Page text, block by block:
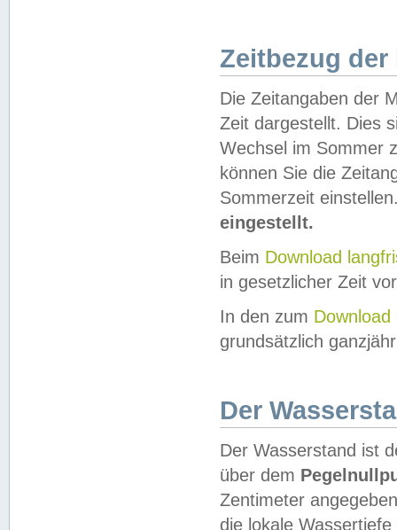
Zeitbezug der
Die Zeitangaben der
Zeit dargestellt. Dies
Wechsel im Sommer
können Sie die
Sommerzeit
eingestellt.
Beim Download
in gesetzlicher Zeit
In den zum Download
grundsätzlich
Der
Der Wasserstand ist
über dem
Zentimeter
die lokale